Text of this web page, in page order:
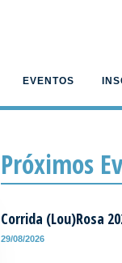
EVENTOS
Próximos
Corrida (Lou)Rosa
29/08/2026